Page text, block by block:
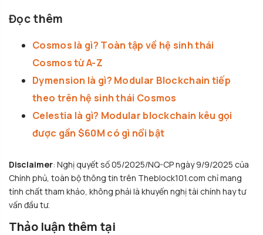
Đọc thêm
Cosmos là gì? Toàn tập về hệ sinh thái
Cosmos từ A-Z
Dymension là gì? Modular Blockchain tiếp
theo trên hệ sinh thái Cosmos
Celestia là gì? Modular blockchain kêu gọi
được gần $60M có gì nổi bật
Disclaimer: Nghị quyết số 05/2025/NQ-CP ngày 9/9/2025 của
Chính phủ, toàn bộ thông tin trên Theblock101.com chỉ mang
tính chất tham khảo, không phải là khuyến nghị tài chính hay tư
vấn đầu tư.
Thảo luận thêm tại